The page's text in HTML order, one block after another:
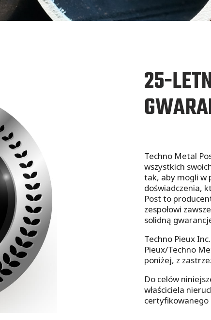
25-
Techno Metal
wszystkich
tak, aby mogli w
doświadczenia,
Post to
zespołowi
solidną
Techno Pieux
Pieux/Techno
poniżej, z
Do celów
właściciela
certyfikowanego